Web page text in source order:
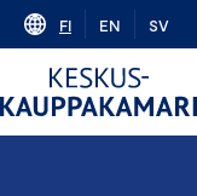
Skip
content
FI EN SV